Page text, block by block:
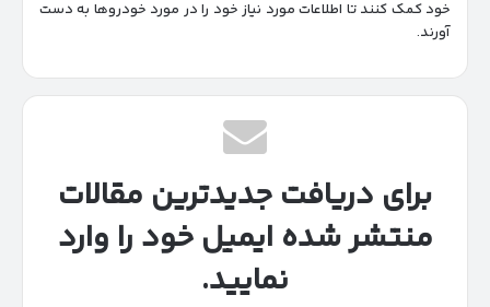
خود کمک کنند تا اطلاعات مورد نیاز خود را در مورد خودروها به دست
آورند.
برای دریافت جدیدترین مقالات
منتشر شده ایمیل خود را وارد
نمایید.